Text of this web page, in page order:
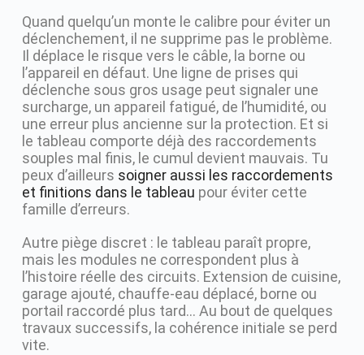
Quand quelqu’un monte le calibre pour éviter un
déclenchement, il ne supprime pas le problème.
Il déplace le risque vers le câble, la borne ou
l’appareil en défaut. Une ligne de prises qui
déclenche sous gros usage peut signaler une
surcharge, un appareil fatigué, de l’humidité, ou
une erreur plus ancienne sur la protection. Et si
le tableau comporte déjà des raccordements
souples mal finis, le cumul devient mauvais. Tu
peux d’ailleurs soigner aussi les raccordements
et finitions dans le tableau pour éviter cette
famille d’erreurs.
Autre piège discret : le tableau paraît propre,
mais les modules ne correspondent plus à
l’histoire réelle des circuits. Extension de cuisine,
garage ajouté, chauffe-eau déplacé, borne ou
portail raccordé plus tard… Au bout de quelques
travaux successifs, la cohérence initiale se perd
vite.